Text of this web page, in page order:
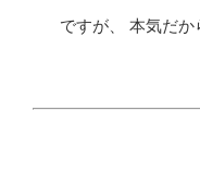
ですが、 本気だか